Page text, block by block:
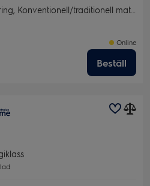
Torkning, Snabbgrill, Bakning med fukt, Pizza/Paj, Varmluft, Snabbgrill
Online
Beställ